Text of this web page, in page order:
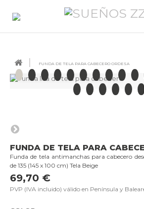
FUNDA DE TELA PARA CABECERO ORDESA
FUNDA DE TELA PARA
Funda de tela antimanchas para cabecero
de 135 (145 x 100 cm) Tela Beige
69,70 €
PVP (IVA incluido) válido en Península y